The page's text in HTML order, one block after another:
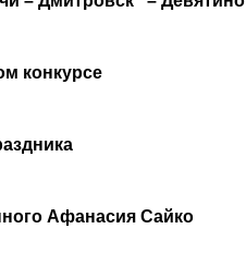
конкурсе
Афанасия Сайко